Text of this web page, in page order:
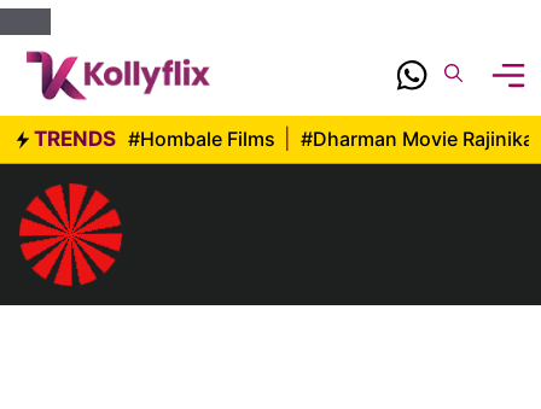
Skip
content
TRENDS #Hombale Films #Dharman Movie